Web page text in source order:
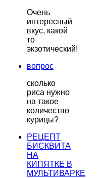
Очень
интересный
вкус, какой
то
экзотический!
вопрос
сколько
риса нужно
на такое
количество
курицы?
РЕЦЕПТ
БИСКВИТА
НА
КИПЯТКЕ В
МУЛЬТИВАРКЕ